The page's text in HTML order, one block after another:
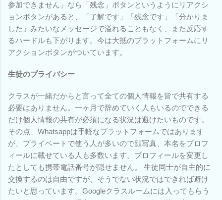
参加できません」なら「残念」ボタンというようにリアクシ
ョンボタンがあると、「了解です」「残念です」「分かりま
した」みたいなメッセージで溢れることもなく、また反応す
るハードルも下がります。今は大抵のプラットフォームにリ
アクションボタンがついています。
生徒のプライバシー
クラスが一緒だからと言って全ての個人情報を皆で共有する
必要はありません。一ヶ月で辞めていく人もいるのでできる
だけ個人情報の共有が必須になる状況は避けたいものです。
その点、Whatsappは手軽なプラットフォームではあります
が、プライベートで使う人が多いので顔写真、本名をプロフ
ィールに載せている人も多数います。プロフィールを変更し
たとしても携帯電話番号が隠せません。 生徒同士が自主的に
交換するのは自由ですが、そうでない状況ではできれば避け
たいと思っています。Googleクラスルームには入ってもらう